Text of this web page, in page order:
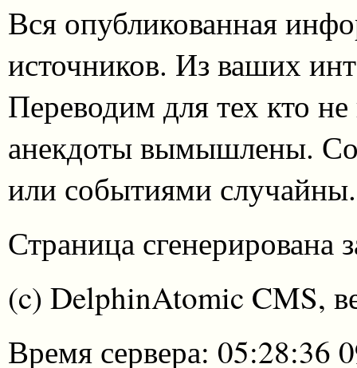
Вся опубликованная
источников. Из ваших
Переводим для тех кто
анекдоты вымышлены.
или событиями случайны.
Страница сгенерирована
(c) DelphinAtomic CMS,
Время сервера: 05:28:36